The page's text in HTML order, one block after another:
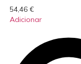
54,46 €
Adicionar